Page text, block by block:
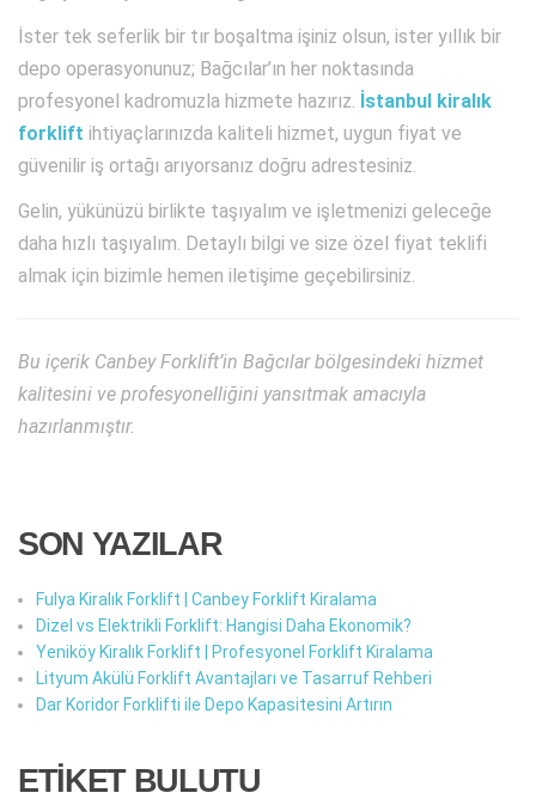
İster tek seferlik bir tır boşaltma işiniz olsun, ister yıllık bir
depo operasyonunuz; Bağcılar’ın her noktasında
profesyonel kadromuzla hizmete hazırız. İstanbul kiralık
forklift ihtiyaçlarınızda kaliteli hizmet, uygun fiyat ve
güvenilir iş ortağı arıyorsanız doğru adrestesiniz.
Gelin, yükünüzü birlikte taşıyalım ve işletmenizi geleceğe
daha hızlı taşıyalım. Detaylı bilgi ve size özel fiyat teklifi
almak için bizimle hemen iletişime geçebilirsiniz.
Bu içerik Canbey Forklift’in Bağcılar bölgesindeki hizmet
kalitesini ve profesyonelliğini yansıtmak amacıyla
hazırlanmıştır.
SON YAZILAR
Fulya Kiralık Forklift | Canbey Forklift Kiralama
Dizel vs Elektrikli Forklift: Hangisi Daha Ekonomik?
Yeniköy Kiralık Forklift | Profesyonel Forklift Kiralama
Lityum Akülü Forklift Avantajları ve Tasarruf Rehberi
Dar Koridor Forklifti ile Depo Kapasitesini Artırın
ETİKET BULUTU